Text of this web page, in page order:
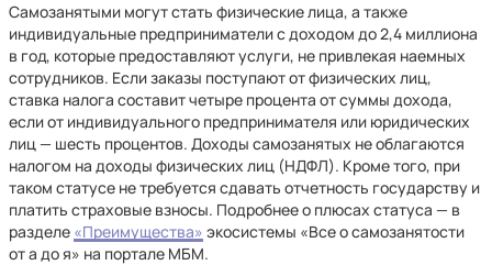
Самозанятыми могут стать физические лица, а также
индивидуальные предприниматели с доходом до 2,4 миллиона
в год, которые предоставляют услуги, не привлекая наемных
сотрудников. Если заказы поступают от физических лиц,
ставка налога составит четыре процента от суммы дохода,
если от индивидуального предпринимателя или юридических
лиц — шесть процентов. Доходы самозанятых не облагаются
налогом на доходы физических лиц (НДФЛ). Кроме того, при
таком статусе не требуется сдавать отчетность государству и
платить страховые взносы. Подробнее о плюсах статуса — в
разделе «Преимущества» экосистемы «Все о самозанятости
от а до я» на портале МБМ.